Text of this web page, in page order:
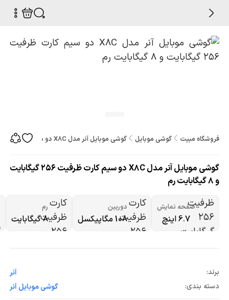
فروشگاه مبیت گوشی موبایل گوشی موبایل آنر مدل X8C دو سیم کارت ظرفیت 256 گیگابایت و 8 گیگابایت رم
گوشی موبایل آنر مدل X8C دو سیم کارت ظرفیت 256 گیگابایت
و 8 گیگابایت رم
صفحه نمایش
6.7 اینچ
دوربین
108 مگاپیکسل
رم
8 گیگابایت
برند:
آنر
دسته بندی:
گوشی موبایل آنر